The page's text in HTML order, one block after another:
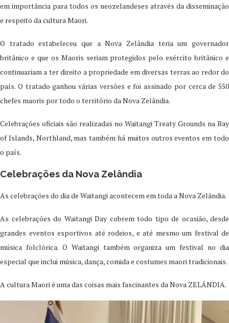
em importância para todos os neozelandeses através da disseminação
e respeito da cultura Maori.
O tratado estabeleceu que a Nova Zelândia teria um governador
britânico e que os Maoris seriam protegidos pelo exército britânico e
continuariam a ter direito a propriedade em diversas terras ao redor do
país. O tratado ganhou várias versões e foi assinado por cerca de 550
chefes maoris por todo o território da Nova Zelândia.
Celebrações oficiais são realizadas no Waitangi Treaty Grounds na Bay
of Islands, Northland, mas também há muitos outros eventos em todo
o país.
Celebrações da Nova Zelândia
As celebrações do dia de Waitangi acontecem em toda a Nova Zelândia.
As celebrações do Waitangi Day cobrem todo tipo de ocasião, desde
grandes eventos esportivos até rodeios, e até mesmo um festival de
música folclórica. O Waitangi também organiza um festival no dia
especial que inclui música, dança, comida e costumes maori tradicionais.
A cultura Maori é uma das coisas mais fascinantes da Nova ZELÂNDIA.